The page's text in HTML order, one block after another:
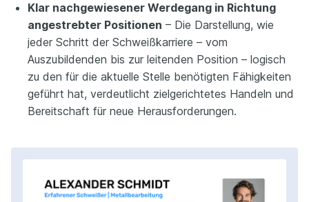
Klar nachgewiesener Werdegang in Richtung
angestrebter Positionen – Die Darstellung, wie
jeder Schritt der Schweißkarriere – vom
Auszubildenden bis zur leitenden Position – logisch
zu den für die aktuelle Stelle benötigten Fähigkeiten
geführt hat, verdeutlicht zielgerichtetes Handeln und
Bereitschaft für neue Herausforderungen.